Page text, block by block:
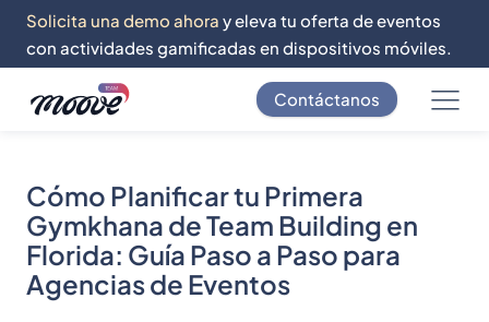
Solicita una demo ahora y eleva tu oferta de eventos
con actividades gamificadas en dispositivos móviles.
Contáctanos
Cómo Planificar tu Primera
Gymkhana de Team Building en
Florida: Guía Paso a Paso para
Agencias de Eventos